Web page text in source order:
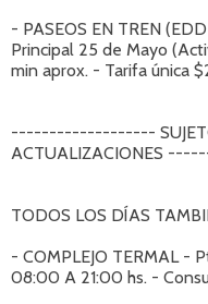
- PASEOS EN TREN
Principal 25 de Mayo
min aprox. - Tarifa única
-------------------
ACTUALIZACIONES
TODOS LOS DÍAS
- COMPLEJO TERMAL -
08:00 A 21:00 hs. -